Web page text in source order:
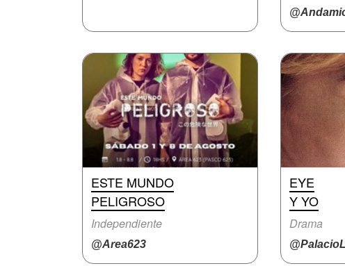
ESTE MUNDO
PELIGROSO
Independiente
@Area623
EYE
Y YO
Drama